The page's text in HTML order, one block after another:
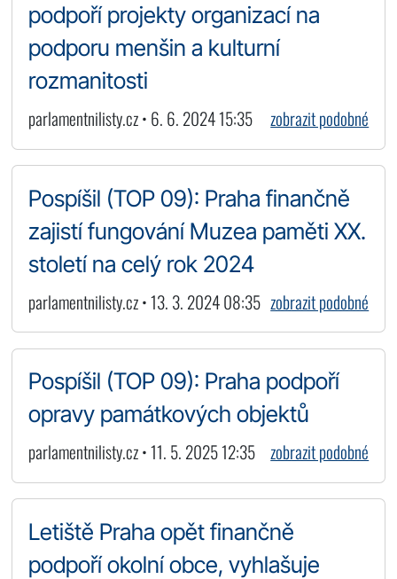
podpoří projekty organizací na
podporu menšin a kulturní
rozmanitosti
parlamentnilisty.cz • 6. 6. 2024 15:35 zobrazit podobné
Pospíšil (TOP 09): Praha finančně
zajistí fungování Muzea paměti XX.
století na celý rok 2024
parlamentnilisty.cz • 13. 3. 2024 08:35 zobrazit podobné
Pospíšil (TOP 09): Praha podpoří
opravy památkových objektů
parlamentnilisty.cz • 11. 5. 2025 12:35 zobrazit podobné
Letiště Praha opět finančně
podpoří okolní obce, vyhlašuje